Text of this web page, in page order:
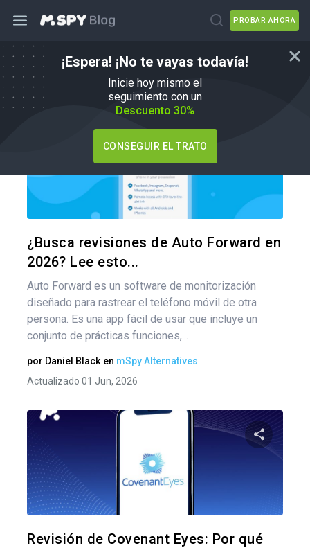
PROBAR AHORA
¡Espera! ¡No te vayas todavía!
Inicie hoy mismo el
seguimiento con un
Descuento 30%
CONSEGUIR EL TRATO
mSpy Alternativas
¿Busca revisiones de Auto Forward en
2026? Lee esto...
Auto Forward es un software de monitorización
diseñado para rastrear el teléfono móvil de otra
persona. Es una app fácil de usar que incluye un
conjunto de prácticas funciones,...
por Daniel Black en mSpy Alternatives
Actualizado 01 Jun, 2026
Revisión de Covenant Eyes: Por qué